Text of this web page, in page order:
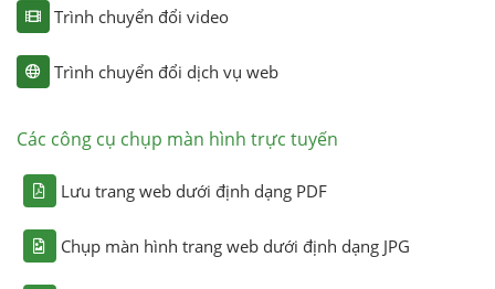
Trình chuyển đổi video
Trình chuyển đổi dịch vụ web
Các công cụ chụp màn hình trực tuyến
Lưu trang web dưới định dạng PDF
Chụp màn hình trang web dưới định dạng JPG